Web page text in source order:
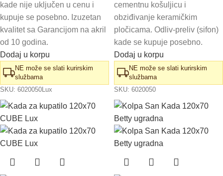
kade nije uključen u cenu i
kupuje se posebno. Izuzetan
kvalitet sa Garancijom na akril
od 10 godina.
Dodaj u korpu
NE može se slati kurirskim
službama
SKU: 6020050Lux
cementnu košuljicu i
obziđivanje keramičkim
pločicama. Odliv-preliv (sifon)
kade se kupuje posebno.
Dodaj u korpu
NE može se slati kurirskim
službama
SKU: 6020050